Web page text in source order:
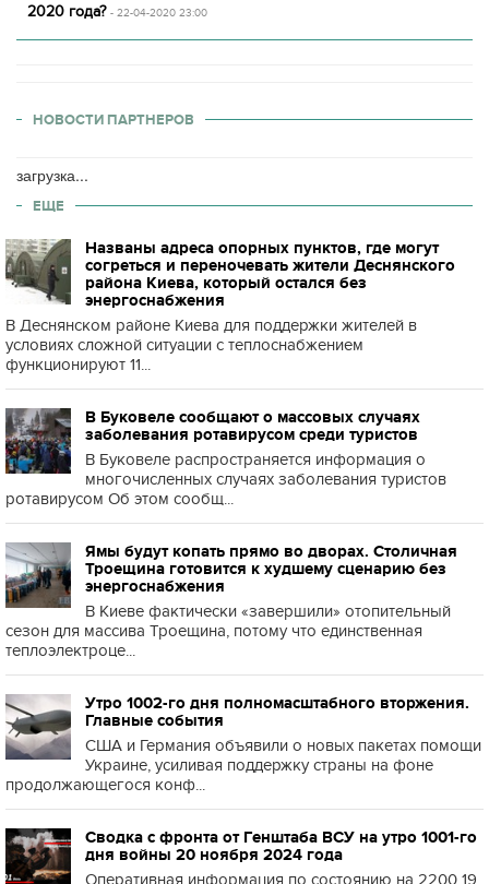
2020 года? - 22-04-2020 23:00
НОВОСТИ ПАРТНЕРОВ
загрузка...
ЕЩЕ
Названы адреса опорных пунктов, где могут
согреться и переночевать жители Деснянского
района Киева, который остался без
энергоснабжения
В Деснянском районе Киева для поддержки жителей в
условиях сложной ситуации с теплоснабжением
функционируют 11...
В Буковеле сообщают о массовых случаях
заболевания ротавирусом среди туристов
В Буковеле распространяется информация о
многочисленных случаях заболевания туристов
ротавирусом Об этом сообщ...
Ямы будут копать прямо во дворах. Столичная
Троещина готовится к худшему сценарию без
энергоснабжения
В Киеве фактически «завершили» отопительный
сезон для массива Троещина, потому что единственная
теплоэлектроце...
Утро 1002-го дня полномасштабного вторжения.
Главные события
США и Германия объявили о новых пакетах помощи
Украине, усиливая поддержку страны на фоне
продолжающегося конф...
Сводка с фронта от Генштаба ВСУ на утро 1001-го
дня войны 20 ноября 2024 года
Оперативная информация по состоянию на 2200 19